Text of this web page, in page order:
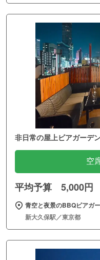
非日常の屋上ビアガーデ
空
平均予算 5,000円
青空と夜景のBBQビアガ
新大久保駅／東京都